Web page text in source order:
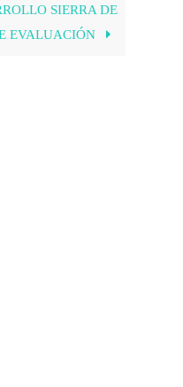
SIERRA DE
EVALUACIÓN